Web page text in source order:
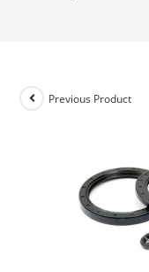
Previous Product